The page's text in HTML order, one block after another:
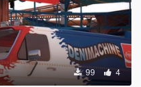
99 4